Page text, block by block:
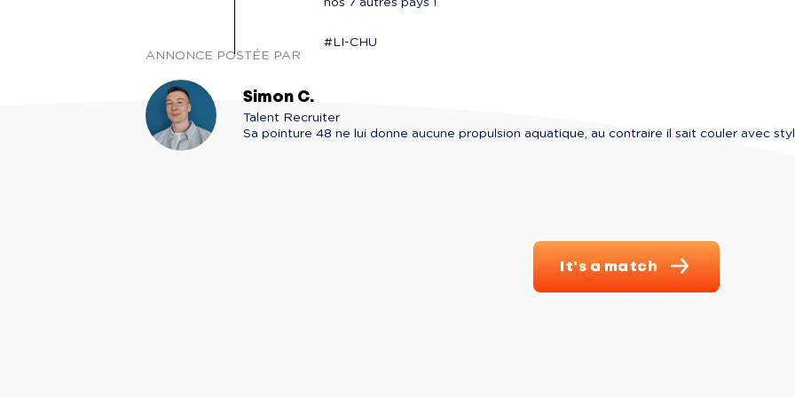
nos 7 autres pays !
#LI-CHU
ANNONCE POSTÉE PAR
Simon C.
Talent Recruiter
Sa pointure 48 ne lui donne aucune propulsion aquatique, au contraire il sait couler avec
It's a match